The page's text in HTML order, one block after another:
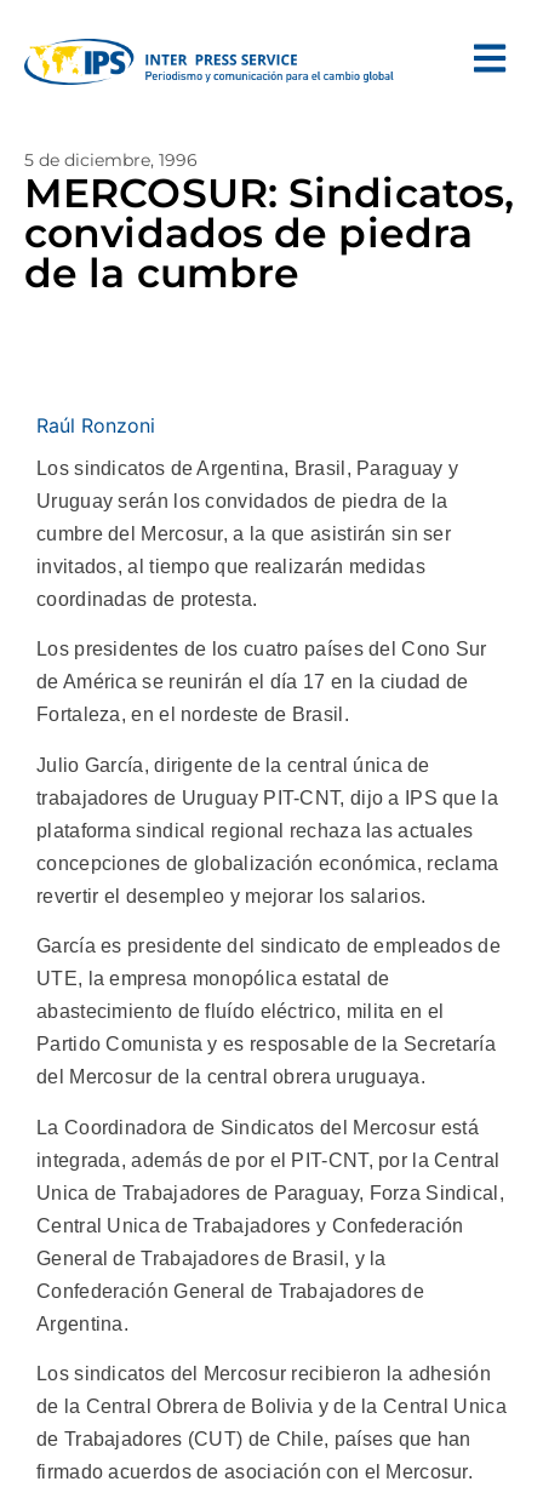
5 de diciembre, 1996
MERCOSUR: Sindicatos,
convidados de piedra
de la cumbre
Raúl Ronzoni
Los sindicatos de Argentina, Brasil, Paraguay y
Uruguay serán los convidados de piedra de la
cumbre del Mercosur, a la que asistirán sin ser
invitados, al tiempo que realizarán medidas
coordinadas de protesta.
Los presidentes de los cuatro países del Cono Sur
de América se reunirán el día 17 en la ciudad de
Fortaleza, en el nordeste de Brasil.
Julio García, dirigente de la central única de
trabajadores de Uruguay PIT-CNT, dijo a IPS que la
plataforma sindical regional rechaza las actuales
concepciones de globalización económica, reclama
revertir el desempleo y mejorar los salarios.
García es presidente del sindicato de empleados de
UTE, la empresa monopólica estatal de
abastecimiento de fluído eléctrico, milita en el
Partido Comunista y es resposable de la Secretaría
del Mercosur de la central obrera uruguaya.
La Coordinadora de Sindicatos del Mercosur está
integrada, además de por el PIT-CNT, por la Central
Unica de Trabajadores de Paraguay, Forza Sindical,
Central Unica de Trabajadores y Confederación
General de Trabajadores de Brasil, y la
Confederación General de Trabajadores de
Argentina.
Los sindicatos del Mercosur recibieron la adhesión
de la Central Obrera de Bolivia y de la Central Unica
de Trabajadores (CUT) de Chile, países que han
firmado acuerdos de asociación con el Mercosur.